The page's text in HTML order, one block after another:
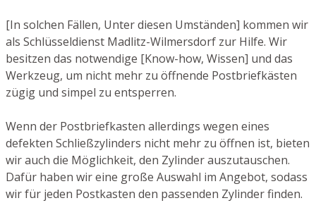
[In solchen Fällen, Unter diesen Umständen] kommen wir
als Schlüsseldienst Madlitz-Wilmersdorf zur Hilfe. Wir
besitzen das notwendige [Know-how, Wissen] und das
Werkzeug, um nicht mehr zu öffnende Postbriefkästen
zügig und simpel zu entsperren.
Wenn der Postbriefkasten allerdings wegen eines
defekten Schließzylinders nicht mehr zu öffnen ist, bieten
wir auch die Möglichkeit, den Zylinder auszutauschen.
Dafür haben wir eine große Auswahl im Angebot, sodass
wir für jeden Postkasten den passenden Zylinder finden.